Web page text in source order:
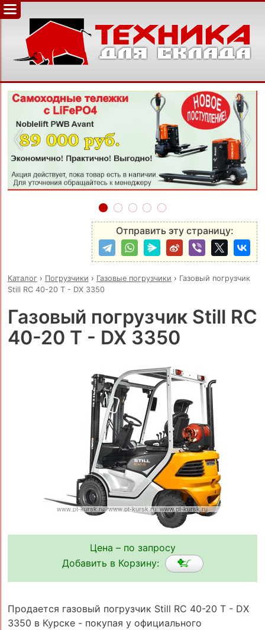
‹ ›
Отправить эту страницу:
Каталог› Погрузчики › Газовые погрузчики › Газовый погрузчик
Still RC 40-20 T - DX 3350
Газовый погрузчик Still RC
40-20 T - DX 3350
Цена – по запросу
Добавить в Корзину:
Продается газовый погрузчик Still RC 40-20 T - DX
3350 в Курске - покупая у официального